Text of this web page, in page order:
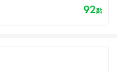
92點